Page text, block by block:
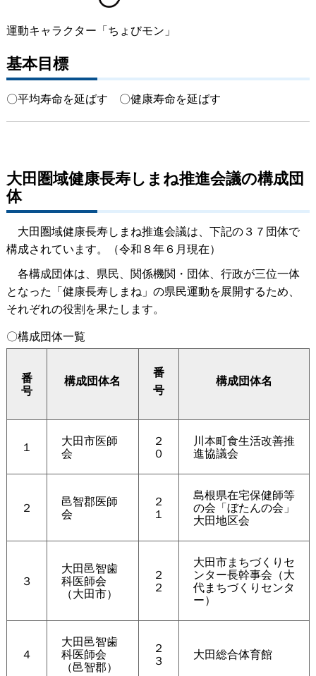
運動キャラクター「ちょびモン」
基本目標
〇平均寿命を延ばす 〇健康寿命を延ばす
大田圏域健康長寿しまね推進会議の構成団
体
大田圏域健康長寿しまね推進会議は、下記の３７団体で
構成されています。（令和８年６月現在）
各構成団体は、県民、関係機関・団体、行政が三位一体
となった「健康長寿しまね」の県民運動を展開するため、
それぞれの役割を果たします。
〇構成団体一覧
番
号
構成団体名
番
号
構成団体名
１ 大田市医師
会
２
０
川本町食生活改善推
進協議会
２ 邑智郡医師
会
２
１
島根県在宅保健師等
の会「ぼたんの会」
大田地区会
３
大田邑智歯
科医師会
（大田市）
２
２
大田市まちづくりセ
ンター長幹事会（大
代まちづくりセンタ
ー）
４
大田邑智歯
科医師会
（邑智郡）
２
３ 大田総合体育館